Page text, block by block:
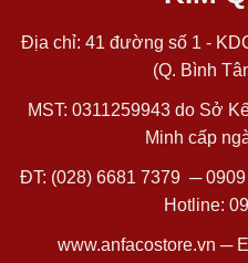
Địa chỉ: 41 đường số 1 -
(Q. Bình
MST: 0311259943 do Sở
Minh cấp
ĐT: (028) 6681 7379 ─
Hotline:
www.anfacostore.vn ─